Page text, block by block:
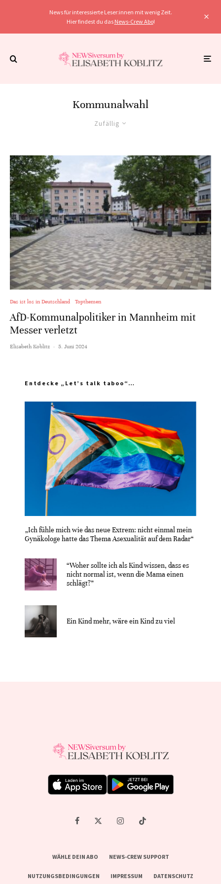
News für interessierte Leser:innen mit wenig Zeit.
Hier findest du das News-Crew Abo!
Kommunalwahl
Zufällig
Das ist los in Deutschland Topthemen
AfD-Kommunalpolitiker in Mannheim mit
Messer verletzt
Elisabeth Koblitz · 5. Juni 2024
Entdecke „Let’s talk taboo“…
„Ich fühle mich wie das neue Extrem: nicht einmal mein
Gynäkologe hatte das Thema Asexualität auf dem Radar“
“Woher sollte ich als Kind wissen, dass es
nicht normal ist, wenn die Mama einen
schlägt?”
Ein Kind mehr, wäre ein Kind zu viel
WÄHLE DEIN ABO NEWS-CREW SUPPORT
NUTZUNGSBEDINGUNGEN IMPRESSUM DATENSCHUTZ